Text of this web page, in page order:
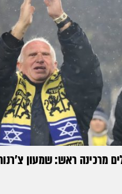
מרכינה ראש: שמעון